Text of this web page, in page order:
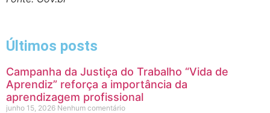
Últimos posts
Campanha da Justiça do Trabalho “Vida de
Aprendiz” reforça a importância da
aprendizagem profissional
junho 15, 2026 Nenhum comentário